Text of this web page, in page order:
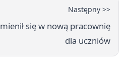
Następny >>
się w nową pracownię
dla uczniów